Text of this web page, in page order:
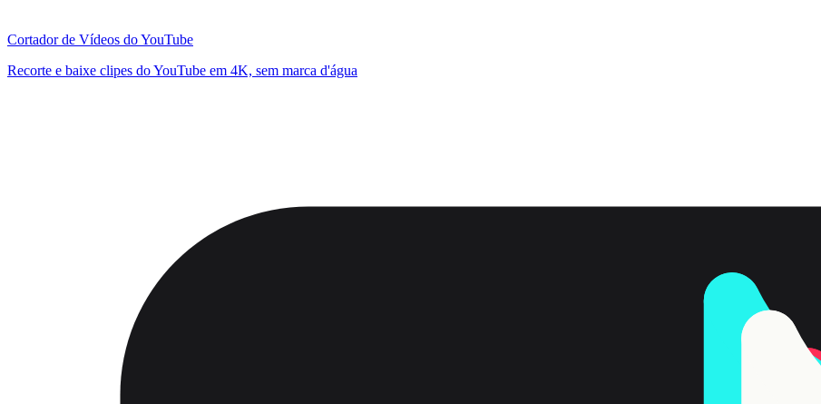
Cortador de Vídeos do YouTube
Recorte e baixe clipes do YouTube em 4K, sem marca d'água